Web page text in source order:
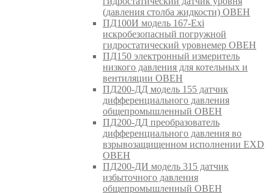
(давления столба жидкости) ОВЕН
ПД100И модель 167-Exi
искробезопасный погружной
гидростатический уровнемер ОВЕН
ПД150 электронный измеритель
низкого давления для котельных и
вентиляции ОВЕН
ПД200-ДД модель 155 датчик
дифференциального давления
общепромышленный ОВЕН
ПД200-ДД преобразователь
дифференциального давления во
взрывозащищенном исполнении EXD
ОВЕН
ПД200-ДИ модель 315 датчик
избыточного давления
общепромышленный ОВЕН